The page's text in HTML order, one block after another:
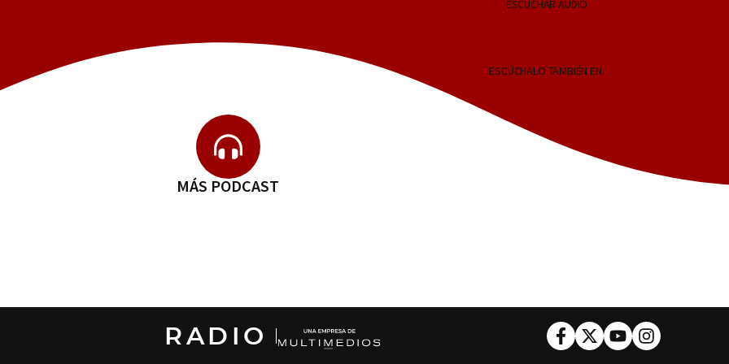
ESCUCHAR AUDIO
ESCÚCHALO TAMBIÉN EN:
MÁS PODCAST
RADIO Facebook
TwitterYoutubeInstagram